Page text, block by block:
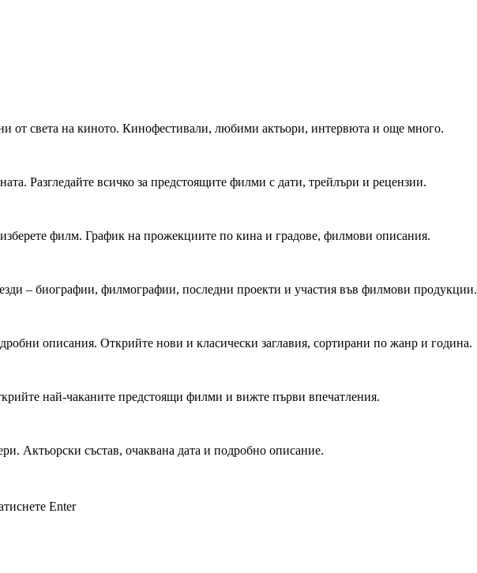
от света на киното. Кинофестивали, любими актьори, интервюта и още много.
Разгледайте всичко за предстоящите филми с дати, трейлъри и рецензии.
филм. График на прожекциите по кина и градове, филмови описания.
– биографии, филмографии, последни проекти и участия във филмови продукции.
описания. Открийте нови и класически заглавия, сортирани по жанр и година.
най-чаканите предстоящи филми и вижте първи впечатления.
Актьорски състав, очаквана дата и подробно описание.
Enter